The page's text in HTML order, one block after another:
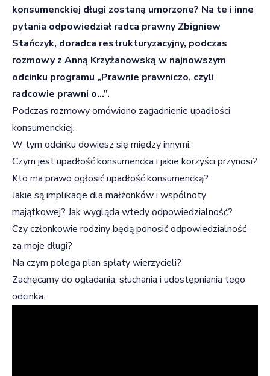
konsumenckiej długi zostaną umorzone? Na te i inne
pytania odpowiedział radca prawny Zbigniew
Stańczyk, doradca restrukturyzacyjny, podczas
rozmowy z Anną Krzyżanowską w najnowszym
odcinku programu „Prawnie prawniczo, czyli
radcowie prawni o…”.
Podczas rozmowy omówiono zagadnienie upadłości
konsumenckiej.
W tym odcinku dowiesz się między innymi:
Czym jest upadłość konsumencka i jakie korzyści przynosi?
Kto ma prawo ogłosić upadłość konsumencką?
Jakie są implikacje dla małżonków i wspólnoty
majątkowej? Jak wygląda wtedy odpowiedzialność?
Czy członkowie rodziny będą ponosić odpowiedzialność
za moje długi?
Na czym polega plan spłaty wierzycieli?
Zachęcamy do oglądania, słuchania i udostępniania tego
odcinka.